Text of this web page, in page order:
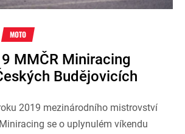
MOTO
MMČR Miniracing
Budějovicích
2019 mezinárodního mistrovství
se o uplynulém víkendu